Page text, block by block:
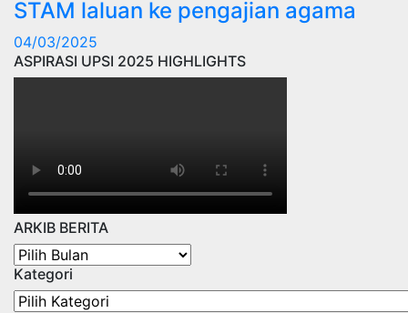
STAM laluan ke pengajian agama
04/03/2025
ASPIRASI UPSI 2025 HIGHLIGHTS
ARKIB BERITA
ARKIB
BERITA
Kategori
Kategori